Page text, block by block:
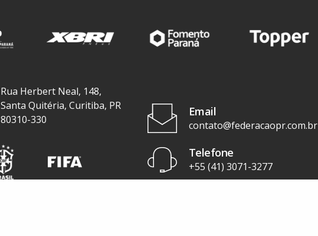
Rua Herbert Neal, 148,
Santa Quitéria, Curitiba, PR
80310-330
Email
contato@federacaopr.com.br
Telefone
+55 (41) 3071-3277